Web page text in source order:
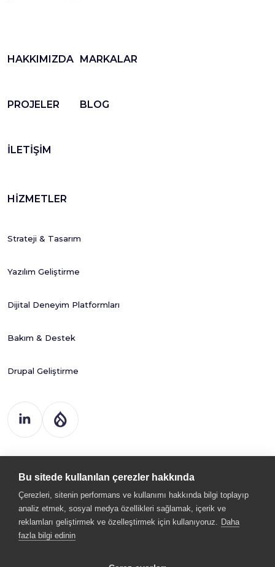
HAKKIMIZDA MARKALAR
PROJELER BLOG
İLETİŞİM
HİZMETLER
Strateji & Tasarım
Yazılım Geliştirme
Dijital Deneyim Platformları
Bakım & Destek
Drupal Geliştirme
Kemal Nehrozoğlu Cad. 400. Sk.
GOSB Teknopark Hi-Tech Bina 3.Kat B3 Gebze - KOCAELİ
bilgi@drupart.com.tr
+90 262 678 88 72
Bu sitede kullanılan çerezler hakkında
Çerezleri, sitenin performans ve kullanımı hakkında bilgi toplayıp
analiz etmek, sosyal medya özellikleri sağlamak, içerik ve
reklamları geliştirmek ve özelleştirmek için kullanıyoruz. Daha
fazla bilgi edinin